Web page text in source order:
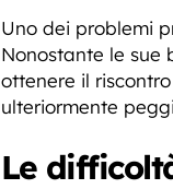
Uno dei problemi
Nonostante le sue
ottenere il
ulteriormente
Le